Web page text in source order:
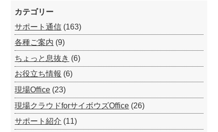
カテゴリー
サポート通信 (163)
各種ご案内 (9)
ちょっと息抜き (6)
お役立ち情報 (6)
現場Office (23)
現場クラウドforサイボウズOffice (26)
サポート紹介 (11)